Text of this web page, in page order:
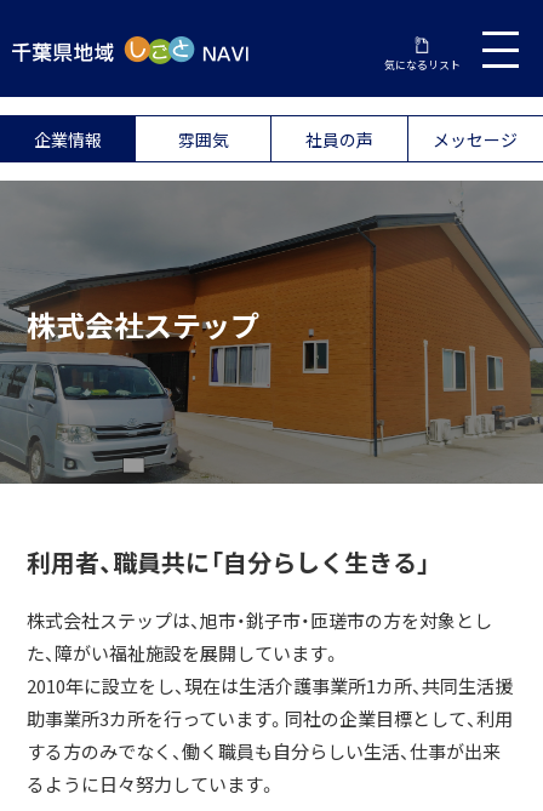
気になるリスト
企業情報 雰囲気 社員の声 メッセージ
株式会社ステップ
利用者、職員共に「自分らしく生きる」
株式会社ステップは、旭市・銚子市・匝瑳市の方を対象とし
た、障がい福祉施設を展開しています。
2010年に設立をし、現在は生活介護事業所1カ所、共同生活援
助事業所3カ所を行っています。同社の企業目標として、利用
する方のみでなく、働く職員も自分らしい生活、仕事が出来
るように日々努力しています。